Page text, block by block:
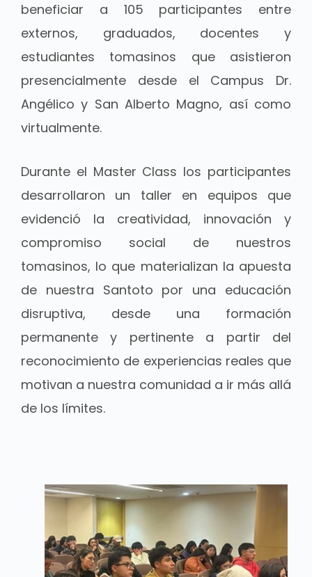
beneficiar a 105 participantes entre
externos, graduados, docentes y
estudiantes tomasinos que asistieron
presencialmente desde el Campus Dr.
Angélico y San Alberto Magno, así como
virtualmente.
Durante el Master Class los participantes
desarrollaron un taller en equipos que
evidenció la creatividad, innovación y
compromiso social de nuestros
tomasinos, lo que materializan la apuesta
de nuestra Santoto por una educación
disruptiva, desde una formación
permanente y pertinente a partir del
reconocimiento de experiencias reales que
motivan a nuestra comunidad a ir más allá
de los límites.